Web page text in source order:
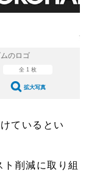
愛車 File
具合修理＆粗悪修理
ティング
防錆
旧車」関連プロジェ
クト
コラム
のロゴ
全 1 枚
拡大写真
ているとい
削減に取り組